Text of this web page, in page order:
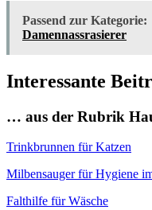
Passend zur Kategorie:
Damennassrasierer
Interessante
… aus der Rubrik
Trinkbrunnen für Katzen
Milbensauger für Hygiene
Falthilfe für Wäsche